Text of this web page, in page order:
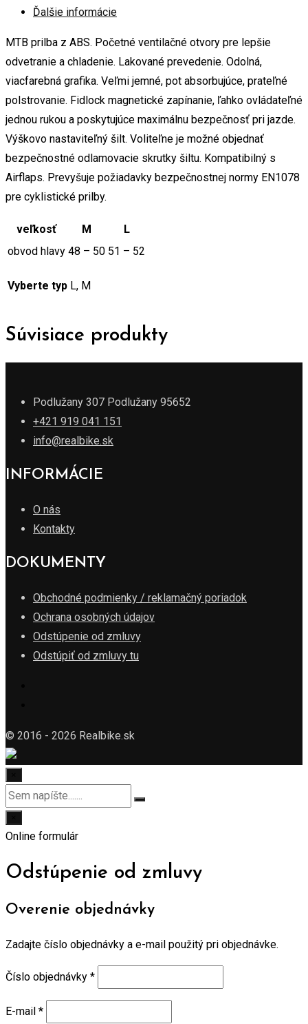
Ďalšie informácie
MTB prilba z ABS. Početné ventilačné otvory pre lepšie
odvetranie a chladenie. Lakované prevedenie. Odolná,
viacfarebná grafika. Veľmi jemné, pot absorbujúce, prateľné
polstrovanie. Fidlock magnetické zapínanie, ľahko ovládateľné
jednou rukou a poskytujúce maximálnu bezpečnosť pri jazde.
Výškovo nastaviteľný šilt. Voliteľne je možné objednať
bezpečnostné odlamovacie skrutky šiltu. Kompatibilný s
Airflaps. Prevyšuje požiadavky bezpečnostnej normy EN1078
pre cyklistické prilby.
veľkosť M
L
obvod hlavy 48 – 50 51 – 52
Vyberte typ L, M
Súvisiace produkty
Podlužany 307 Podlužany 95652
+421 919 041 151
info@realbike.sk
INFORMÁCIE
O nás
Kontakty
DOKUMENTY
Obchodné podmienky / reklamačný poriadok
Ochrana osobných údajov
Odstúpenie od zmluvy
Odstúpiť od zmluvy tu
© 2016 - 2026 Realbike.sk
Online formulár
Odstúpenie od zmluvy
Overenie objednávky
Zadajte číslo objednávky a e-mail použitý pri objednávke.
Číslo objednávky *
E-mail *